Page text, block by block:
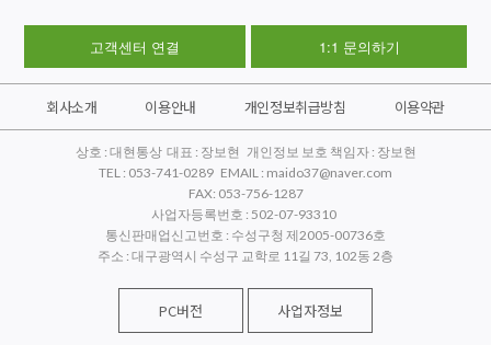
고객센터 연결 1:1 문의하기
회사소개 이용안내 개인정보취급방침 이용약관
상호 : 대현통상 대표 : 장보현 개인정보 보호 책임자 : 장보현
TEL : 053-741-0289 EMAIL : maido37@naver.com
FAX: 053-756-1287
사업자등록번호 : 502-07-93310
통신판매업신고번호 : 수성구청 제2005-00736호
주소 : 대구광역시 수성구 교학로 11길 73, 102동 2층
PC버전 사업자정보